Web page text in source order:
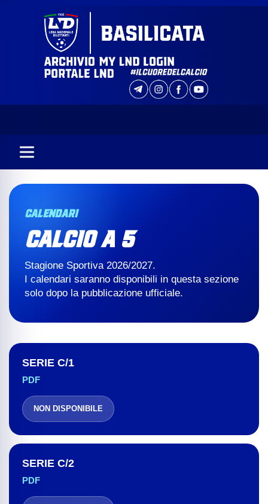
CALENDARI
CALCIO A 5
Stagione Sportiva 2026/2027.
I calendari saranno disponibili in questa sezione
solo dopo la pubblicazione ufficiale.
SERIE C/1
PDF
NON DISPONIBILE
SERIE C/2
PDF